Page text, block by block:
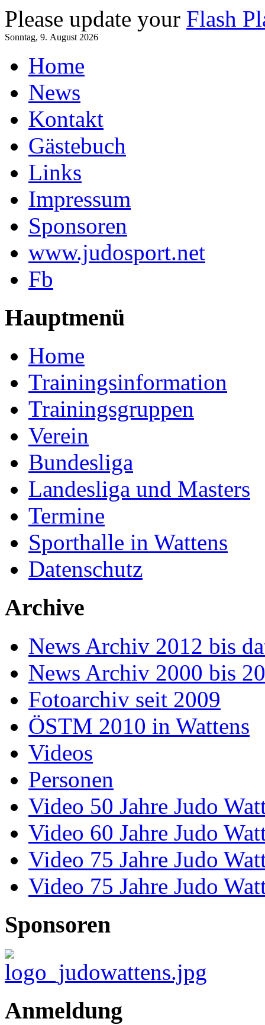
Please update your Flash
Sonntag, 9. August 2026
Home
News
Kontakt
Gästebuch
Links
Impressum
Sponsoren
www.judosport.net
Fb
Hauptmenü
Home
Trainingsinformation
Trainingsgruppen
Verein
Bundesliga
Landesliga und Masters
Termine
Sporthalle in Wattens
Datenschutz
Archive
News Archiv 2012 bis
News Archiv 2000 bis
Fotoarchiv seit 2009
ÖSTM 2010 in Wattens
Videos
Personen
Video 50 Jahre Judo
Video 60 Jahre Judo
Video 75 Jahre Judo
Video 75 Jahre Judo
Sponsoren
Anmeldung